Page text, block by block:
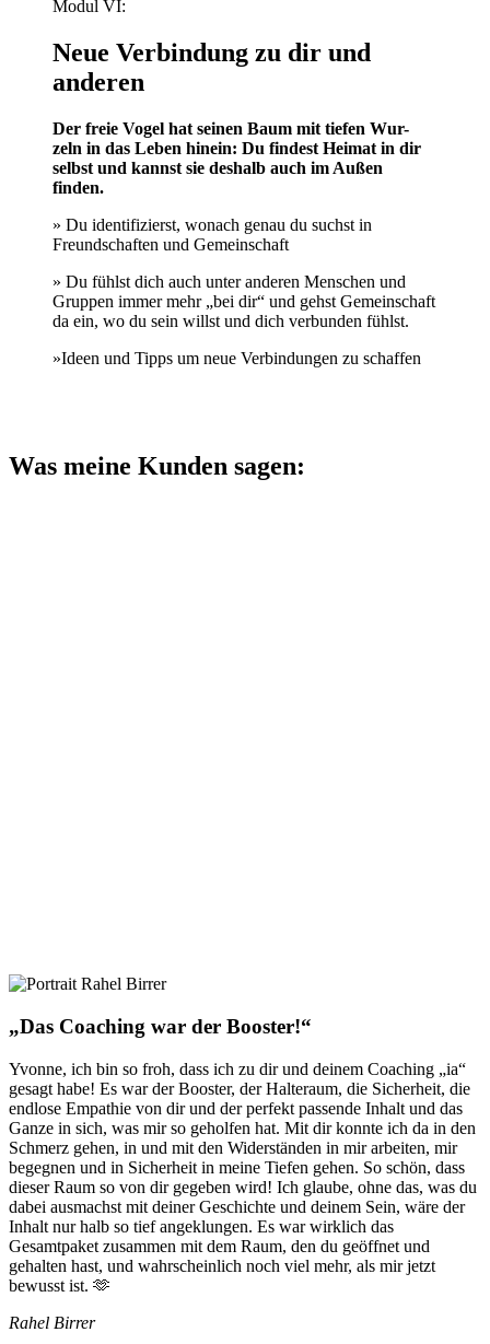
Modul VI:
Neue Verbindung zu dir und
anderen
Der freie Vogel hat seinen Baum mit tiefen Wur-
zeln in das Leben hinein: Du findest Heimat in dir
selbst und kannst sie deshalb auch im Außen
finden.
» Du identifizierst, wonach genau du suchst in
Freundschaften und Gemeinschaft
» Du fühlst dich auch unter anderen Menschen und
Gruppen immer mehr „bei dir“ und gehst Gemeinschaft
da ein, wo du sein willst und dich verbunden fühlst.
»Ideen und Tipps um neue Verbindungen zu schaffen
Was meine Kunden sagen:
„Das Coaching war der Booster!“
Yvonne, ich bin so froh, dass ich zu dir und deinem Coaching „ia“
gesagt habe! Es war der Booster, der Halteraum, die Sicherheit, die
endlose Empathie von dir und der perfekt passende Inhalt und das
Ganze in sich, was mir so geholfen hat. Mit dir konnte ich da in den
Schmerz gehen, in und mit den Widerständen in mir arbeiten, mir
begegnen und in Sicherheit in meine Tiefen gehen. So schön, dass
dieser Raum so von dir gegeben wird! Ich glaube, ohne das, was du
dabei ausmachst mit deiner Geschichte und deinem Sein, wäre der
Inhalt nur halb so tief angeklungen. Es war wirklich das
Gesamtpaket zusammen mit dem Raum, den du geöffnet und
gehalten hast, und wahrscheinlich noch viel mehr, als mir jetzt
bewusst ist. 🫶
Rahel Birrer